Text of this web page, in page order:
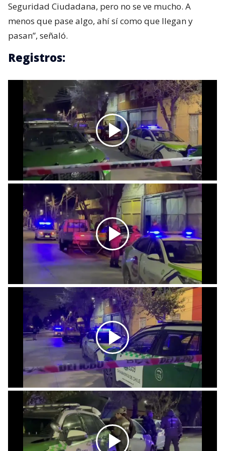
Seguridad Ciudadana, pero no se ve mucho. A
menos que pase algo, ahí sí como que llegan y
pasan”, señaló.
Registros: